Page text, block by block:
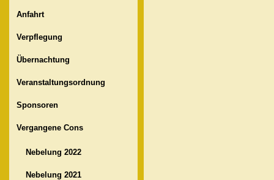
Anfahrt
Verpflegung
Übernachtung
Veranstaltungsordnung
Sponsoren
Vergangene Cons
Nebelung 2022
Nebelung 2021